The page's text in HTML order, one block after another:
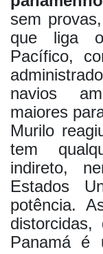
sem
que liga
Pacífico,
navios
maiores
Murilo
tem
indireto,
Estados
potência.
Panamá é